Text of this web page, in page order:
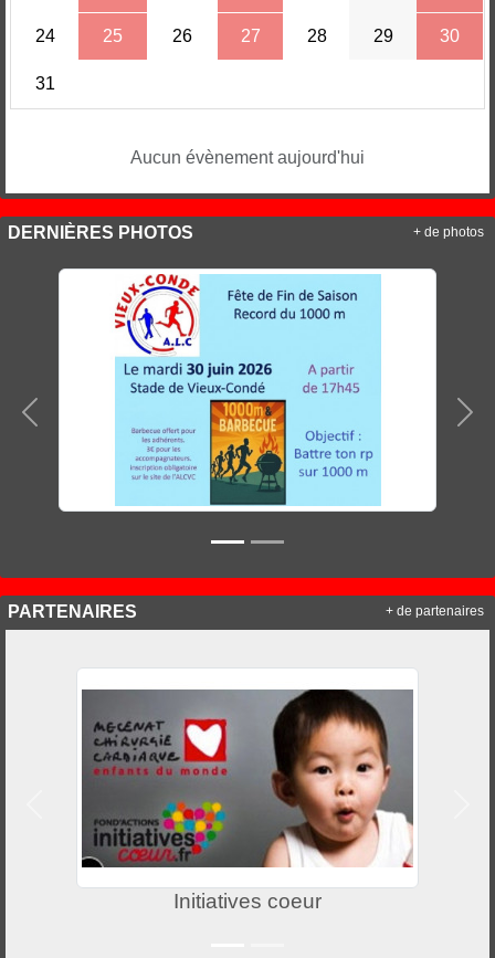
24 25 26 27 28 29 30
31
Aucun évènement aujourd'hui
DERNIÈRES PHOTOS
Précedent
+ de photos
PARTENAIRES
Initiatives coeur
Précedent
+ de partenaires